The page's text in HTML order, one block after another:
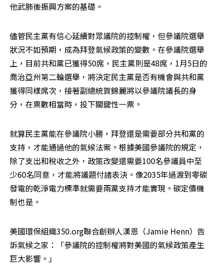
他武肺後振興方案的基礎。
儘管民主黨有信心延續對眾議院的控制權，但參議院選舉
狀況不如預期，成為拜登氣候政策的變數。在參議院選舉
上，目前共和黨已獲得50席，民主黨則是48席，1月5日的
喬治亞州第二輪選舉，將決定民主黨是否有機會與共和黨
獲得同樣席次，接著副總統賀錦麗將以參議院議長的身
分，在票數相當時，投下關鍵性一票。
就算民主黨能在參議院小勝，拜登還是需要部分共和黨的
支持，才能通過他的氣候法案。根據美國參議院的規定，
除了支出和稅收之外，政策改變還需要100名參議員中至
少60名同意，才能將議題付諸表決。像2035年過渡到零碳
發電的乾淨電力標準就需要兩黨支持才能實現。碳定價機
制也是。
美國環保組織350.org聯合創辦人漢恩（Jamie Henn）告
訴氣候之家：「參議院的控制權將對美國的氣候政策產生
巨大影響。」